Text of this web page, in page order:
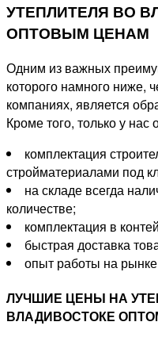
УТЕПЛИТЕЛЯ ВО
ОПТОВЫМ ЦЕНАМ
Одним из важных
которого намного ниже,
компаниях, является
Кроме того, только у нас
комплектация
стройматериалами под
на складе всегда
количестве;
комплектация в
быстрая доставка
опыт работы на
ЛУЧШИЕ ЦЕНЫ НА
ВЛАДИВОСТОКЕ